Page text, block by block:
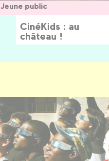
Jeune public
CinéKids : au
château !